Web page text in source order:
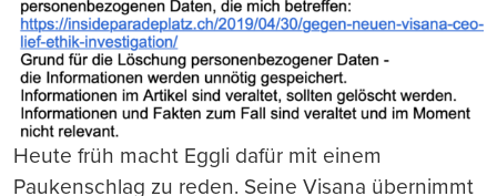
Heute früh macht Eggli dafür mit einem
Paukenschlag zu reden. Seine Visana übernimmt